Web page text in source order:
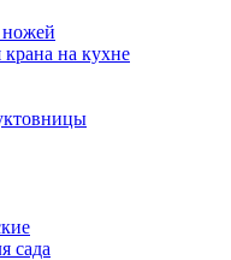
на кухне
сада